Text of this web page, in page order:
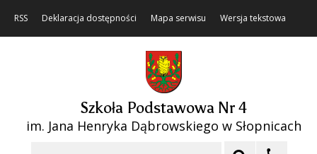
RSS Deklaracja dostępności Mapa serwisu Wersja tekstowa
Szkoła Podstawowa Nr 4
im. Jana Henryka Dąbrowskiego w Słopnicach